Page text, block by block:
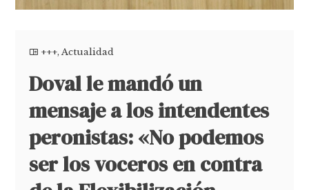
+++,Actualidad
Doval le mandó un
mensaje a los intendentes
peronistas: «No podemos
ser los voceros en contra